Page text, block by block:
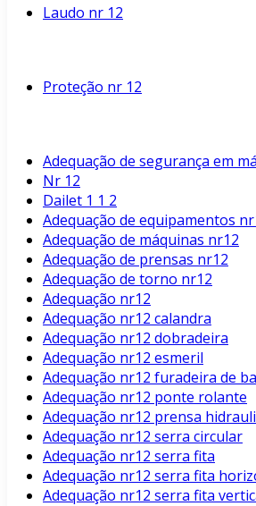
Laudo nr 12
Proteção nr 12
Adequação de segurança em
Nr 12
Dailet 1 1 2
Adequação de equipamentos
Adequação de máquinas nr12
Adequação de prensas nr12
Adequação de torno nr12
Adequação nr12
Adequação nr12 calandra
Adequação nr12 dobradeira
Adequação nr12 esmeril
Adequação nr12 furadeira de
Adequação nr12 ponte rolante
Adequação nr12 prensa
Adequação nr12 serra circular
Adequação nr12 serra fita
Adequação nr12 serra fita
Adequação nr12 serra fita